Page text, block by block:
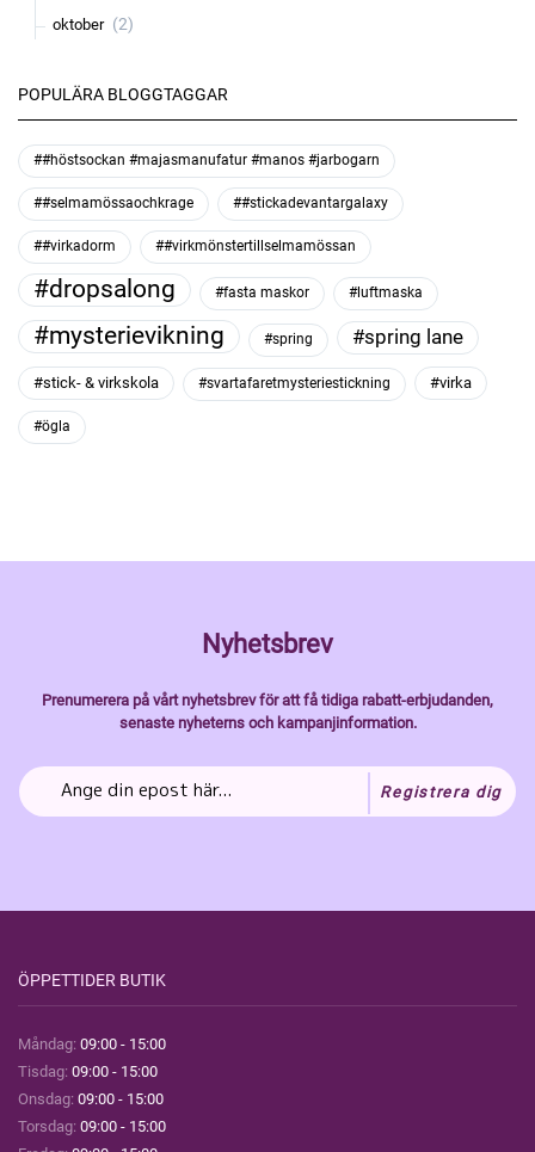
oktober (2)
POPULÄRA BLOGGTAGGAR
##höstsockan #majasmanufatur #manos #jarbogarn
##selmamössaochkrage ##stickadevantargalaxy
##virkadorm ##virkmönstertillselmamössan
#dropsalong #fasta maskor #luftmaska
#mysterievikning #spring #spring lane
#stick- & virkskola #svartafaretmysteriestickning #virka
#ögla
Nyhetsbrev
Prenumerera på vårt nyhetsbrev för att få tidiga rabatt-erbjudanden,
senaste nyheterns och kampanjinformation.
Registrera dig
ÖPPETTIDER BUTIK
Måndag: 09:00 - 15:00
Tisdag: 09:00 - 15:00
Onsdag: 09:00 - 15:00
Torsdag: 09:00 - 15:00